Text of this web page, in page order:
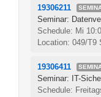
19306211
Seminar:
Schedule: Mi
Location: 049/T9
19306411
Seminar: IT-
Schedule: